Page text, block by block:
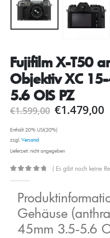
Fujifilm X-T50
Objektiv XC
5.6 OIS PZ
€1.599,00 €1.479,00
Enthält 20% USt(20%)
zzgl.Versand
Lieferzeit: nicht angegeben
( Es gibt noch keine
Gehäuse
45mm 3.5-5.6